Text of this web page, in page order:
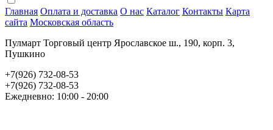
Главная Оплата и доставка О нас Каталог Контакты Карта
сайта Московская область
Пулмарт Торговый центр Ярославское ш., 190, корп. 3,
Пушкино
+7(926) 732-08-53
+7(926) 732-08-53
Ежедневно: 10:00 - 20:00